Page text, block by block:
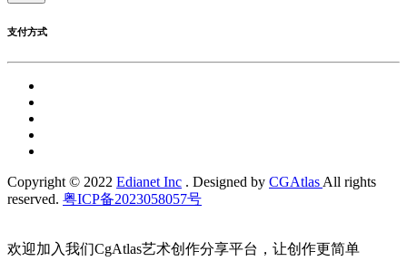
支付方式
Copyright © 2022 Edianet Inc . Designed by CGAtlas All rights
reserved. 粤ICP备2023058057号
欢迎加入我们CgAtlas艺术创作分享平台，让创作更简单